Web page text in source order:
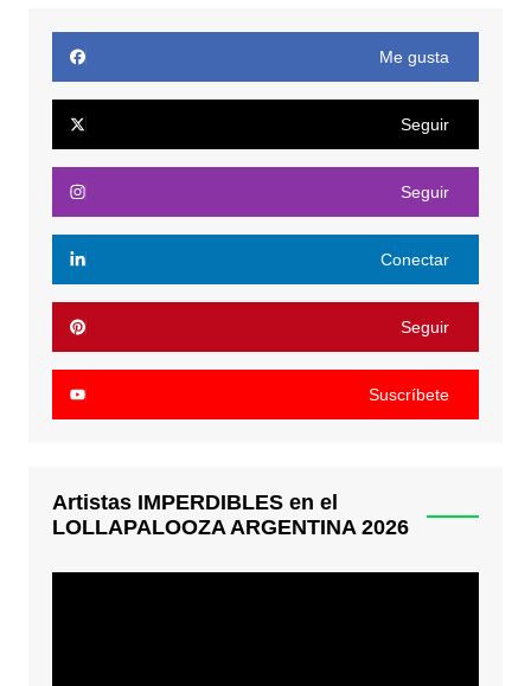
Me gusta
Seguir
Seguir
Conectar
Seguir
Suscríbete
Artistas IMPERDIBLES en el
LOLLAPALOOZA ARGENTINA 2026